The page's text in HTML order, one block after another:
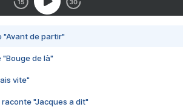
"Avant de partir"
"Bouge de là"
vite"
raconte "Jacques a dit"